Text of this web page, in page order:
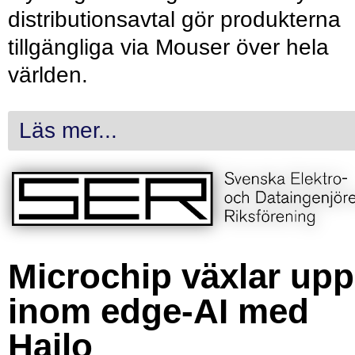
distributionsavtal gör produkterna
tillgängliga via Mouser över hela
världen.
Läs mer...
Microchip växlar upp
inom edge-AI med
Hailo